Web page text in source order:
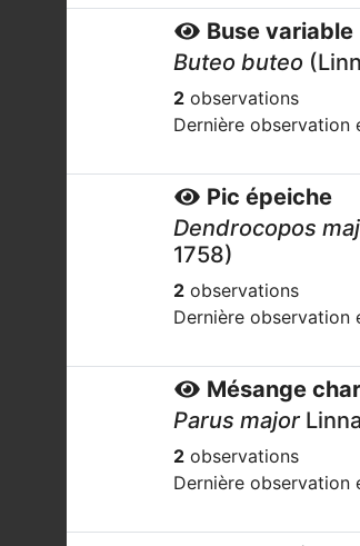
Buse variable
Buteo buteo
2 observations
Dernière observation
Pic épeiche
Dendrocopos
1758)
2 observations
Dernière observation
Mésange
Parus major
2 observations
Dernière observation